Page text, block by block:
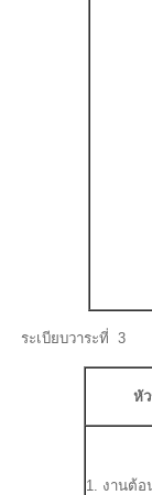
ระเบียบวาระที่ 3
หั
1. งานต้อ